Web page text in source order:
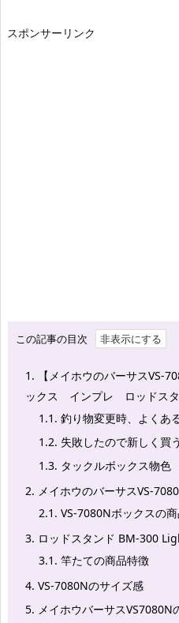
スポンサーリンク
この記事の目次
1. 【メイホウのバーサスVS-
ックス インプレ ロッドス
1.1. 釣り物変更時、よくあ
1.2. 失敗したので新しく買う
1.3. タックルボックス物色
2. メイホウのバーサスVS-
2.1. VS-7080Nボックスの
3. ロッドスタンド BM-300
3.1. 竿たての商品特徴
4. VS-7080Nのサイズ感
5. メイホウバーサスVS7080N